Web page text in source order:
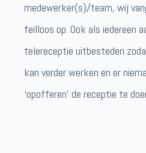
medewerker(s)/team, wij
feilloos op. Ook als iedereen
telereceptie uitbesteden
kan verder werken en er
‘opofferen’ de receptie te